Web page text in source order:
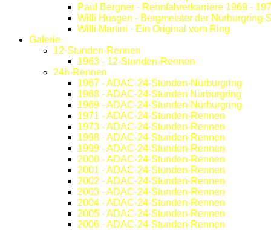
Paul Bergner - Rennfahrerkarriere 1969 -
Willi Hüsgen - Bergmeister der Nürburgring-
Willi Martini - Ein Original vom Ring
Galerie
12-Stunden-Rennen
1963 - 12-Stunden-Rennen
24h-Rennen
1967 - ADAC-24-Stunden-Nürburgring
1968 - ADAC-24-Stunden Nürburgring
1969 - ADAC-24-Stunden-Nürburgring
1971 - ADAC-24-Stunden-Rennen
1973 - ADAC-24-Stunden-Rennen
1998 - ADAC-24-Stunden-Rennen
1999 - ADAC-24-Stunden-Rennen
2000 - ADAC-24-Stunden-Rennen
2001 - ADAC-24-Stunden-Rennen
2002 - ADAC-24-Stunden-Rennen
2003 - ADAC-24-Stunden-Rennen
2004 - ADAC-24-Stunden-Rennen
2005 - ADAC-24-Stunden-Rennen
2006 - ADAC-24-Stunden-Rennen